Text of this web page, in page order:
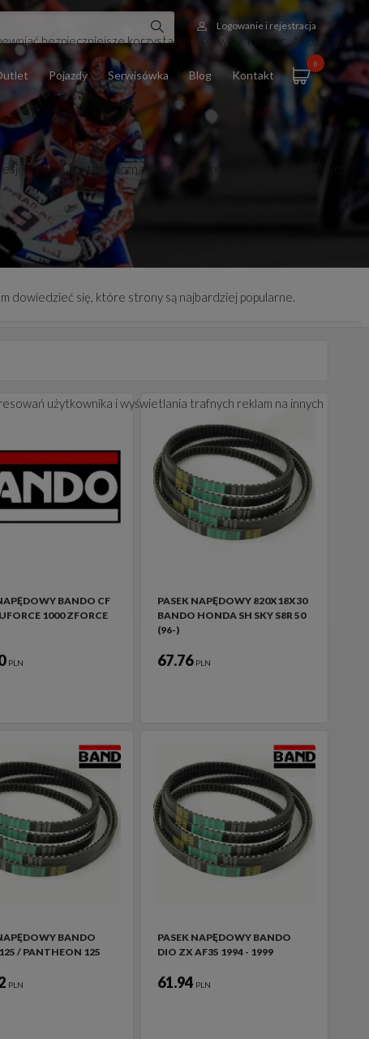
Logowanie i rejestracja
0
Pojazdy Serwisówka Blog Kontakt
BANDO CF
1000 ZFORCE
PLN
PASEK NAPĘDOWY 820X18X30
BANDO HONDA SH SKY S8R 50
(96-)
67.76 PLN
BANDO
/ PANTHEON 125
PLN
PASEK NAPĘDOWY BANDO
DIO ZX AF35 1994 - 1999
61.94 PLN
bezpieczniejsze korzystanie z serwisu. Klikając „Akceptuję
czy obsługa techniczna witryny. Nie przechowują one żadnych
dowiedzieć się, które strony są najbardziej popularne.
użytkownika i wyświetlania trafnych reklam na innych